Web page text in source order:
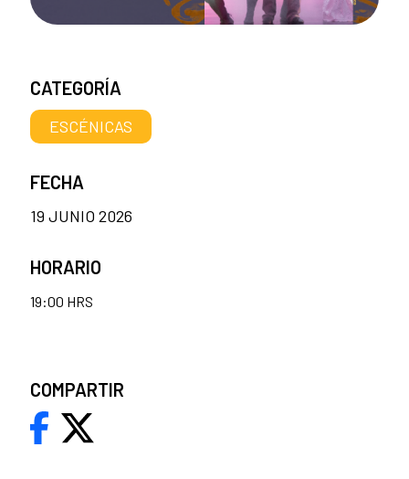
CATEGORÍA
ESCÉNICAS
FECHA
19 JUNIO 2026
HORARIO
19:00 HRS
COMPARTIR